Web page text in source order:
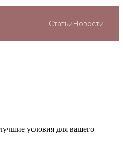
СтатьиНовости
условия для вашего